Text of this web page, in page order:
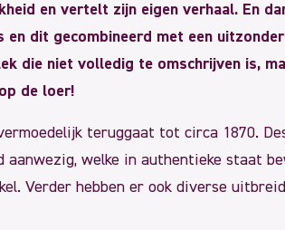
en vertelt zijn eigen verhaal. En
dit gecombineerd met een
die niet volledig te omschrijven is,
de loer!
teruggaat tot circa 1870.
welke in authentieke staat
Verder hebben er ook diverse